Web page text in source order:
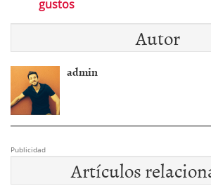
gustos
Autor
admin
Publicidad
Artículos